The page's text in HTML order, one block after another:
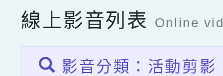
線上影音列表 Online
影音分類：活動剪影